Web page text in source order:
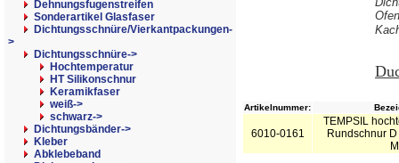
Dehnungsfugenstreifen
Sonderartikel Glasfaser
Dichtungsschnüre/Vierkantpackungen-
>
Dichtungsschnüre->
Hochtemperatur
HT Silikonschnur
Keramikfaser
weiß->
schwarz->
Dichtungsbänder->
Kleber
Abklebeband
Artikelnummer:
6010-0161
TEMPSIL
Rundschnur